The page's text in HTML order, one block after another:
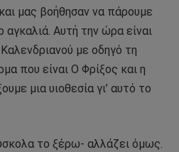
μας βοήθησαν να πάρουμε
Αυτή την ώρα είναι
με οδηγό τη
που είναι Ο Φρίξος και η
μια υιοθεσία γι’ αυτό το
το ξέρω- αλλάζει όμως.